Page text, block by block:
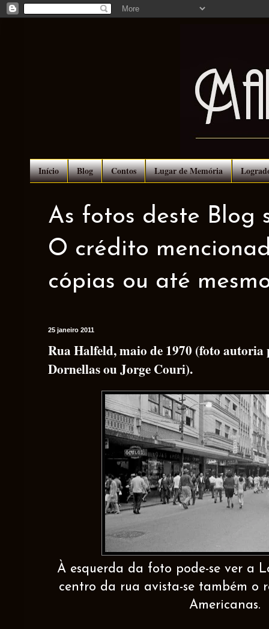
Início Blog Contos Lugar de Memória
As fotos deste Blog
O crédito
cópias ou até
25 janeiro 2011
Rua Halfeld, maio de 1970 (foto autoria
Dornellas ou Jorge Couri).
À esquerda da foto pode-se ver a
centro da rua avista-se também o
Americanas.